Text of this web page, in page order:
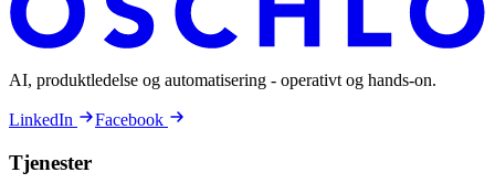
AI, produktledelse og automatisering - operativt og hands-on.
LinkedIn Facebook
Tjenester